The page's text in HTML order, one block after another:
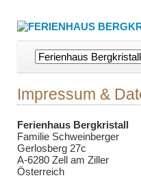
Navigation
überspringen
Impressum &
Ferienhaus Bergkristall
Familie Schweinberger
Gerlosberg 27c
A-6280 Zell am Ziller
Österreich